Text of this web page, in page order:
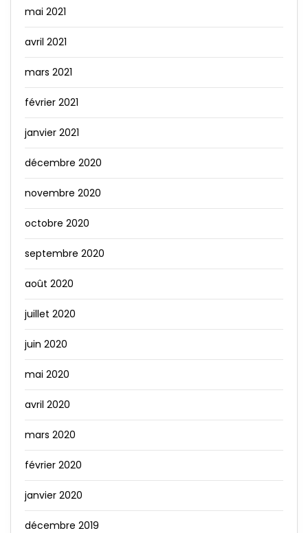
mai 2021
avril 2021
mars 2021
février 2021
janvier 2021
décembre 2020
novembre 2020
octobre 2020
septembre 2020
août 2020
juillet 2020
juin 2020
mai 2020
avril 2020
mars 2020
février 2020
janvier 2020
décembre 2019